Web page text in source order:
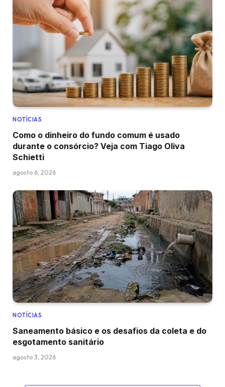
NOTÍCIAS
Como o dinheiro do fundo comum é usado
durante o consórcio? Veja com Tiago Oliva
Schietti
agosto 6, 2026
NOTÍCIAS
Saneamento básico e os desafios da coleta e do
esgotamento sanitário
agosto 3, 2026